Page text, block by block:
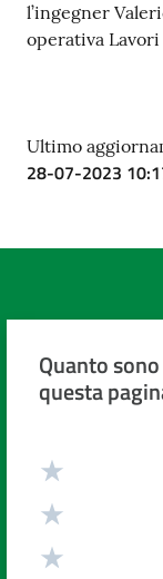
l’ingegner
operativa
Ultimo
28-07-2023
Quanto
questa